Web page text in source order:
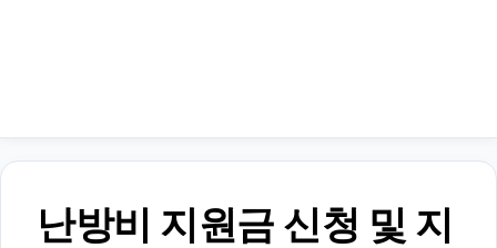
난방비 지원금 신청 및 지